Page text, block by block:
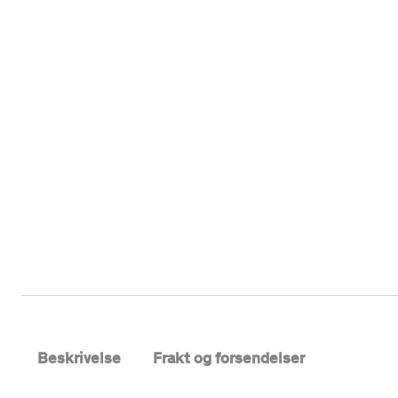
Beskrivelse Frakt og forsendelser